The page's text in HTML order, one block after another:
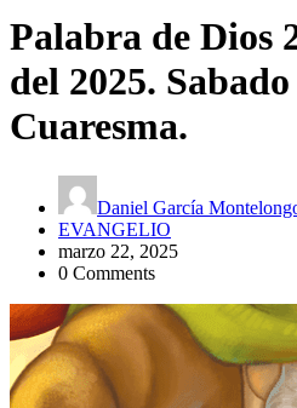
Palabra de Dios
del 2025.
Cuaresma.
Daniel García
EVANGELIO
marzo 22, 2025
0 Comments